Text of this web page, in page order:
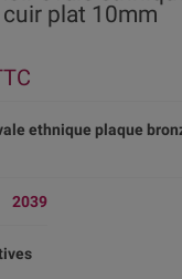
plat 10mm
ethnique plaque
2039